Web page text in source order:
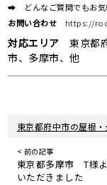
➡ どんなご質問でもお気
お問い合わせ
https://
対応エリア 東京都
市、多摩市、他
東京都府中市の屋根
< 前の記事
東京都多摩市 T様
いただきました